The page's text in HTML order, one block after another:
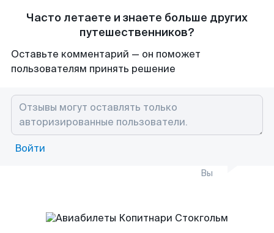
Часто летаете и знаете больше других
путешественников?
Оставьте комментарий — он поможет
пользователям принять решение
Войти
Вы